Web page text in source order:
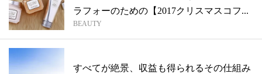
ラフォーのための【2017クリスマスコフ...
BEAUTY
すべてが絶景、収益も得られるその仕組み